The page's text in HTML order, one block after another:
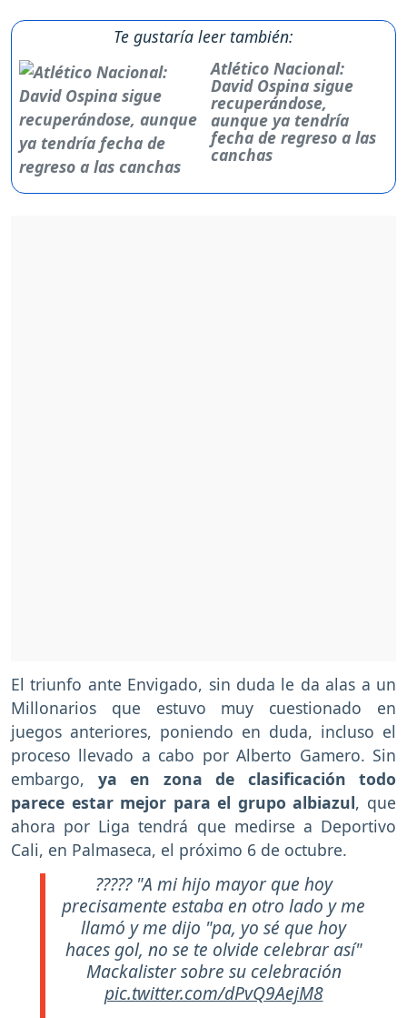
Te gustaría leer también:
Atlético Nacional:
David Ospina sigue
recuperándose,
aunque ya tendría
fecha de regreso a las
canchas
El triunfo ante Envigado, sin duda le da alas a un
Millonarios que estuvo muy cuestionado en
juegos anteriores, poniendo en duda, incluso el
proceso llevado a cabo por Alberto Gamero. Sin
embargo, ya en zona de clasificación todo
parece estar mejor para el grupo albiazul, que
ahora por Liga tendrá que medirse a Deportivo
Cali, en Palmaseca, el próximo 6 de octubre.
????? "A mi hijo mayor que hoy
precisamente estaba en otro lado y me
llamó y me dijo "pa, yo sé que hoy
haces gol, no se te olvide celebrar así"
Mackalister sobre su celebración
pic.twitter.com/dPvQ9AejM8